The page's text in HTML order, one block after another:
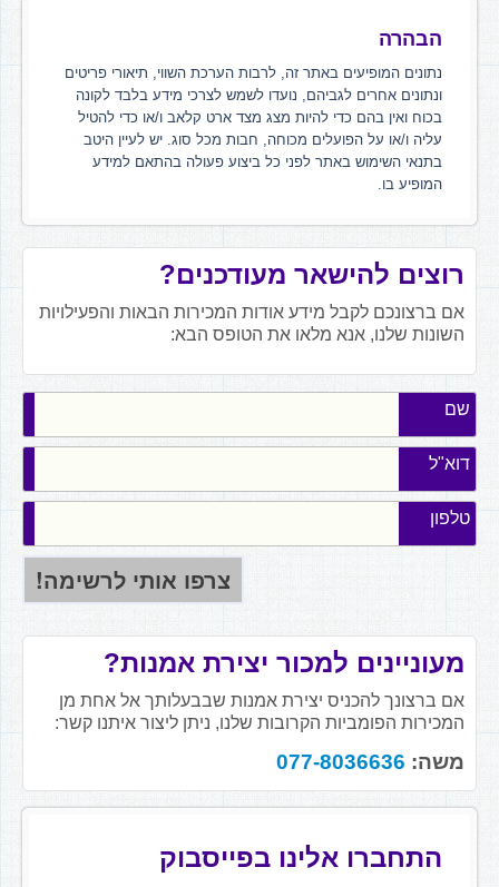
הבהרה
נתונים המופיעים באתר זה, לרבות הערכת השווי, תיאורי פריטים
ונתונים אחרים לגביהם, נועדו לשמש לצרכי מידע בלבד לקונה
בכוח ואין בהם כדי להיות מצג מצד ארט קלאב ו/או כדי להטיל
עליה ו/או על הפועלים מכוחה, חבות מכל סוג. יש לעיין היטב
בתנאי השימוש באתר לפני כל ביצוע פעולה בהתאם למידע
המופיע בו.
רוצים להישאר מעודכנים?
אם ברצונכם לקבל מידע אודות המכירות הבאות והפעילויות
השונות שלנו, אנא מלאו את הטופס הבא:
שם
דוא"ל
טלפון
מעוניינים למכור יצירת אמנות?
אם ברצונך להכניס יצירת אמנות שבבעלותך אל אחת מן
המכירות הפומביות הקרובות שלנו, ניתן ליצור איתנו קשר:
משה: 077-8036636
התחברו אלינו בפייסבוק